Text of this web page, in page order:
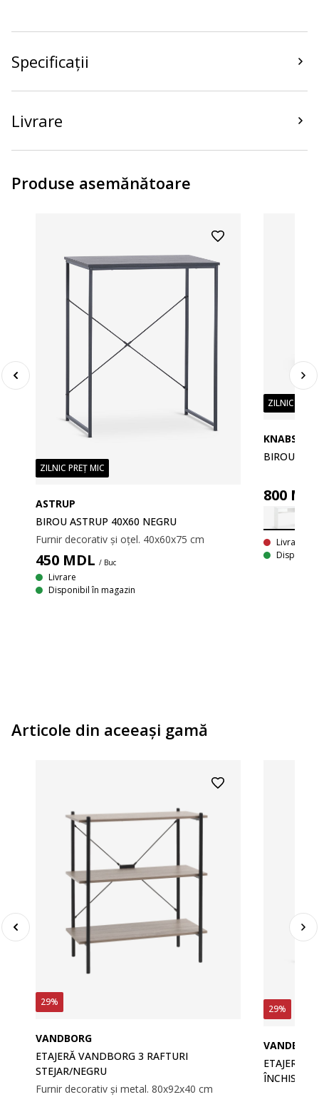
Specificații
Livrare
Produse asemănătoare
ZILNIC PREȚ MIC
ASTRUP
BIROU ASTRUP 40X60 NEGRU
Furnir decorativ și oțel. 40x60x75 cm
450MDL / Buc
Livrare
Disponibil în magazin
ZILNIC PREȚ
BIROU
800
Livrare
Disponibil
Articole din aceeaşi gamă
29%
VANDBORG
ETAJERĂ VANDBORG 3 RAFTURI
STEJAR/NEGRU
Furnir decorativ și metal. 80x92x40 cm
29%
ETAJERĂ
ÎNCHIS/BEJ